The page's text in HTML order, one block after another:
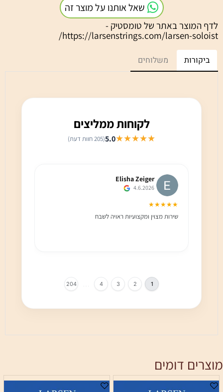
שאל אותנו על מוצר זה
לדף המוצר באתר של טומסטיק -
https://larsenstrings.com/larsen-soloist/
ביקורות משלוחים
לקוחות ממליצים
★★★★★
5.0(205 חוות דעת)
Elisha Zeiger
4.6.2026
★★★★★
שירות מצוין ומקצועיות ראויה לשבח
1
2
3
4
…
204
מוצרים דומים